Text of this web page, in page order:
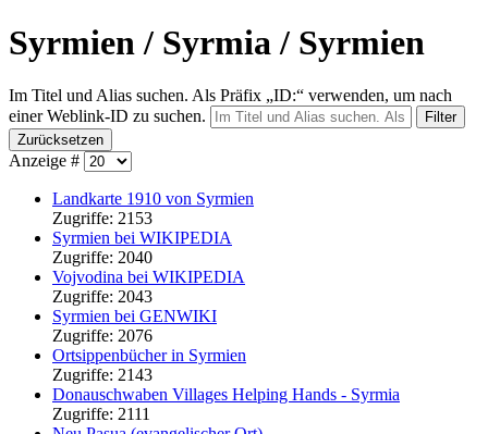
Syrmien / Syrmia / Syrmien
Im Titel und Alias suchen. Als Präfix „ID:“ verwenden, um nach
einer Weblink-ID zu suchen.
Filter
Zurücksetzen
Anzeige #
Landkarte 1910 von Syrmien
Zugriffe: 2153
Syrmien bei WIKIPEDIA
Zugriffe: 2040
Vojvodina bei WIKIPEDIA
Zugriffe: 2043
Syrmien bei GENWIKI
Zugriffe: 2076
Ortsippenbücher in Syrmien
Zugriffe: 2143
Donauschwaben Villages Helping Hands - Syrmia
Zugriffe: 2111